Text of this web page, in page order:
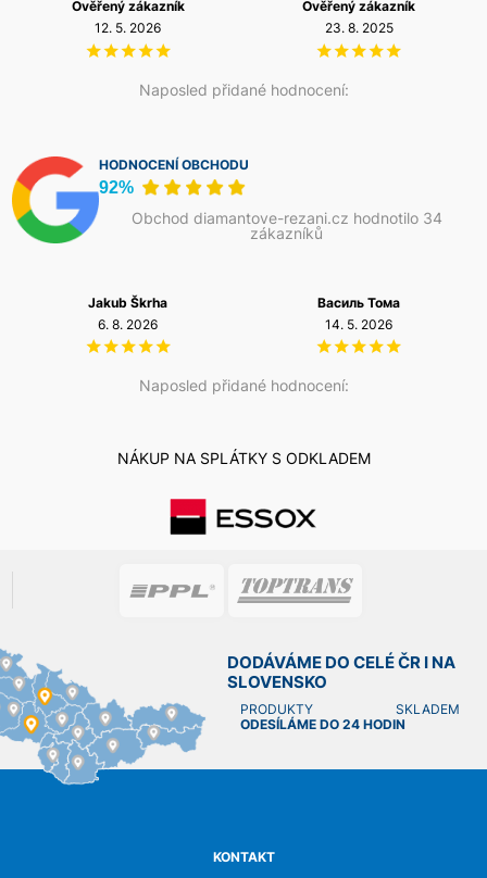
Naposled přidané hodnocení:
Ověřený zákazník
12. 5. 2026
Ověřený zákazník
23. 8. 2025
HODNOCENÍ OBCHODU
92%
Obchod diamantove-rezani.cz hodnotilo 34
zákazníků
Naposled přidané hodnocení:
Jakub Škrha
6. 8. 2026
Василь Тома
14. 5. 2026
NÁKUP NA SPLÁTKY S ODKLADEM
DODÁVÁME DO CELÉ ČR I NA
SLOVENSKO
PRODUKTY SKLADEM
ODESÍLÁME DO 24 HODIN
KONTAKT